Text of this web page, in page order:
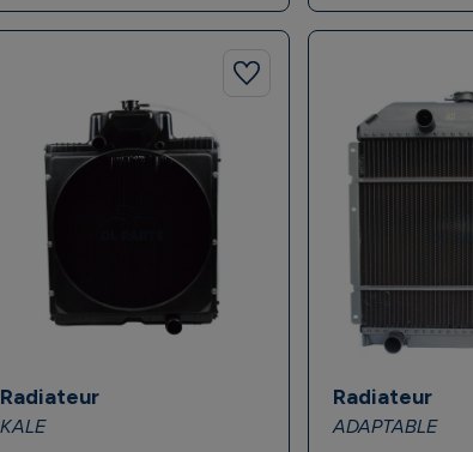
Radiateur
KALE
Radiateur
ADAPTABLE